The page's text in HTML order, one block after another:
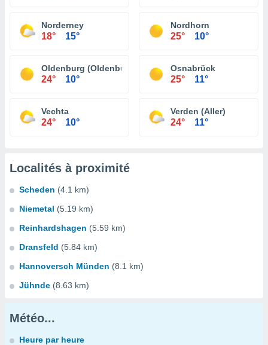
Norderney
18° 15°
Nordhorn
25° 10°
Oldenburg (Oldenburg)
24° 10°
Osnabrück
25° 11°
Vechta
24° 10°
Verden (Aller)
24° 11°
Localités à proximité
Scheden (4.1 km)
Niemetal (5.19 km)
Reinhardshagen (5.59 km)
Dransfeld (5.84 km)
Hannoversch Münden (8.1 km)
Jühnde (8.63 km)
Météo...
Heure par heure